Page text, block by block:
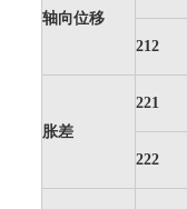
轴向位移
212
胀差
221
222